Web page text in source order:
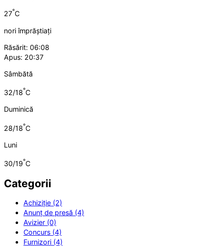
27°C
nori împrăștiați
Răsărit: 06:08
Apus: 20:37
Sâmbătă
32/18°C
Duminică
28/18°C
Luni
30/19°C
Categorii
Achiziție (2)
Anunț de presă (4)
Avizier (0)
Concurs (4)
Furnizori (4)